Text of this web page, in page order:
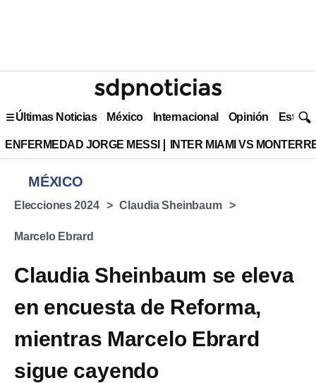
Últimas Noticias México Internacional Opinión Estilo
ENFERMEDAD JORGE MESSI INTER MIAMI VS
MÉXICO
Elecciones 2024 Claudia Sheinbaum
Marcelo Ebrard
Claudia Sheinbaum se eleva
en encuesta de Reforma,
mientras Marcelo Ebrard
sigue cayendo